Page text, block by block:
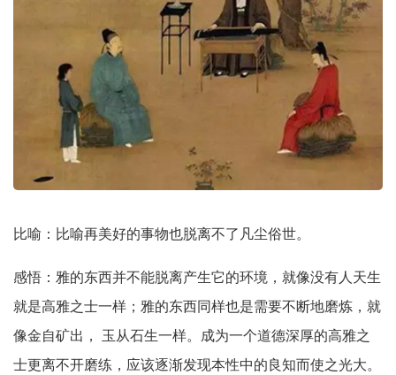
比喻：比喻再美好的事物也脱离不了凡尘俗世。
感悟：雅的东西并不能脱离产生它的环境，就像没有人天生
就是高雅之士一样；雅的东西同样也是需要不断地磨炼，就
像金自矿出， 玉从石生一样。成为一个道德深厚的高雅之
士更离不开磨练，应该逐渐发现本性中的良知而使之光大。